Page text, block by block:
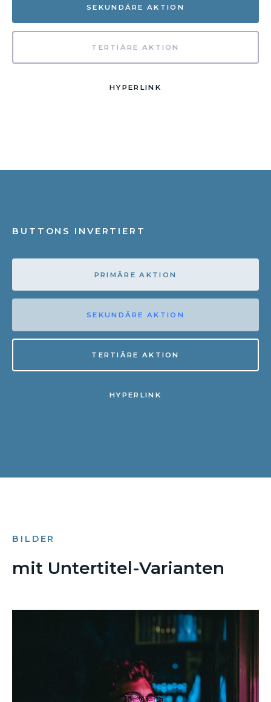
SEKUNDÄRE AKTION
TERTIÄRE AKTION
HYPERLINK
BUTTONS INVERTIERT
PRIMÄRE AKTION
SEKUNDÄRE AKTION
TERTIÄRE AKTION
HYPERLINK
BILDER
mit Untertitel-Varianten